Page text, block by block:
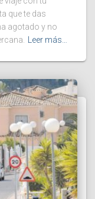
que te das
agotado y no
Leer más…